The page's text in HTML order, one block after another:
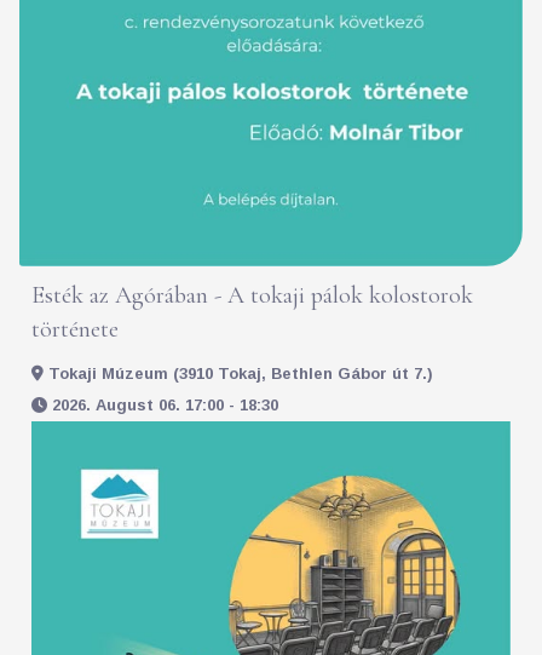
Esték az Agórában - A tokaji pálok kolostorok
története
Tokaji Múzeum (3910 Tokaj, Bethlen Gábor út 7.)
2026. August 06. 17:00 - 18:30